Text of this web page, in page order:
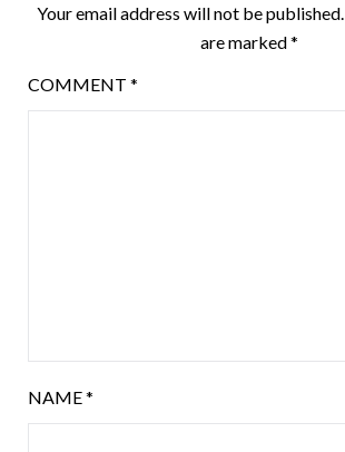
Your email address will not be published.
are marked*
COMMENT *
NAME*